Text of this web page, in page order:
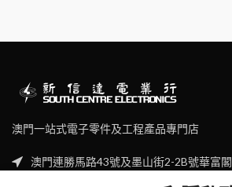
澳門一站式電子零件及工程產品專門店
澳門連勝馬路43號及墨山街2-2B號華富